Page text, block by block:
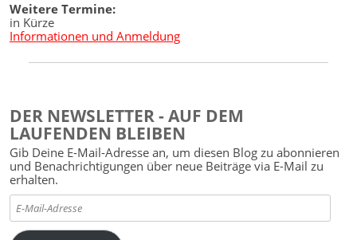
Weitere Termine:
in Kürze
Informationen und Anmeldung
DER NEWSLETTER - AUF DEM
LAUFENDEN BLEIBEN
Gib Deine E-Mail-Adresse an, um diesen Blog zu abonnieren
und Benachrichtigungen über neue Beiträge via E-Mail zu
erhalten.
E-
Mail-
Adresse